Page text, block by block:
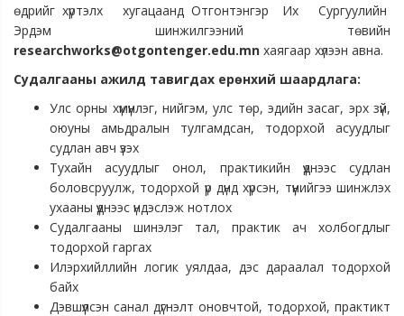
өдрийг хүртэлх хугацаанд Отгонтэнгэр Их Сургуулийн
Эрдэм шинжилгээний төвийн
researchworks@otgontenger.edu.mn хаягаар хүлээн авна.
Судалгааны ажилд тавигдах ерөнхий шаардлага:
Улс орны хүмүүнлэг, нийгэм, улс төр, эдийн засаг, эрх зүй,
оюуны амьдралын тулгамдсан, тодорхой асуудлыг
судлан авч үзэх
Тухайн асуудлыг онол, практикийн үүднээс судлан
боловсруулж, тодорхой үр дүнд хүрсэн, түүнийгээ шинжлэх
ухааны үүднээс үндэслэж нотлох
Судалгааны шинэлэг тал, практик ач холбогдлыг
тодорхой гаргах
Илэрхийллийн логик уялдаа, дэс дараалал тодорхой
байх
Дэвшүүлсэн санал дүгнэлт оновчтой, тодорхой, практикт